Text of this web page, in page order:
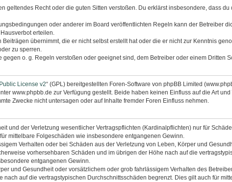
geltendes Recht oder die guten Sitten verstoßen. Du erklärst insbesondere, dass du
oder anderer im Board veröffentlichten Regeln kann der Betreiber
erteilen.
übernimmt, die er nicht selbst erstellt hat oder die er nicht zur Kenntnis
zu sperren.
o. g. Regeln verstoßen oder geeignet sind, dem Betreiber oder einem Dritten
License v2“ (GPL) bereitgestellten Foren-Software von phpBB Limited
www.phpbb.de zur Verfügung gestellt. Beide haben keinen Einfluss auf die Art
Zwecke nicht untersagen oder auf Inhalte fremder Foren Einfluss nehmen.
und der Verletzung wesentlicher Vertragspflichten (Kardinalpflichten) nur für
mittelbare Folgeschäden wie insbesondere entgangenen Gewinn.
Verhalten oder bei Schäden aus der Verletzung von Leben, Körper und
vorhersehbaren Schäden und im übrigen der Höhe nach auf die
entgangenen Gewinn.
und Gesundheit oder vorsätzlichem oder grob fahrlässigem Verhalten des
auf die vertragstypischen Durchschnittsschäden begrenzt. Dies gilt auch für